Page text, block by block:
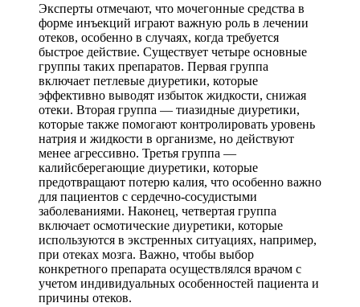
Эксперты отмечают, что мочегонные средства в
форме инъекций играют важную роль в лечении
отеков, особенно в случаях, когда требуется
быстрое действие. Существует четыре основные
группы таких препаратов. Первая группа
включает петлевые диуретики, которые
эффективно выводят избыток жидкости, снижая
отеки. Вторая группа — тиазидные диуретики,
которые также помогают контролировать уровень
натрия и жидкости в организме, но действуют
менее агрессивно. Третья группа —
калийсберегающие диуретики, которые
предотвращают потерю калия, что особенно важно
для пациентов с сердечно-сосудистыми
заболеваниями. Наконец, четвертая группа
включает осмотические диуретики, которые
используются в экстренных ситуациях, например,
при отеках мозга. Важно, чтобы выбор
конкретного препарата осуществлялся врачом с
учетом индивидуальных особенностей пациента и
причины отеков.